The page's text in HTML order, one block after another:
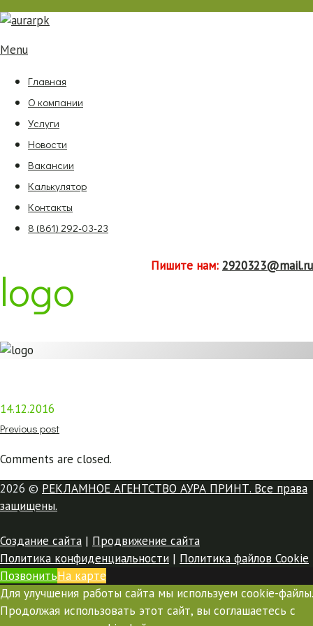
Menu
Главная
О компании
Услуги
Новости
Вакансии
Калькулятор
Контакты
8 (861) 292-03-23
Пишите нам: 2920323@mail.ru
logo
14.12.2016
Previous post
Comments are closed.
2026 © РЕКЛАМНОЕ АГЕНТСТВО АУРА ПРИНТ. Все права
защищены.
Создание сайта | Продвижение сайта
Политика конфиденциальности | Политика файлов Cookie
ПозвонитьНа карте
Для улучшения работы сайта мы используем cookie-файлы.
Продолжая использовать этот сайт, вы соглашаетесь с